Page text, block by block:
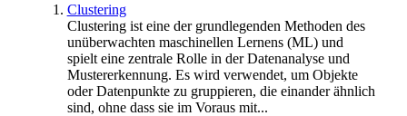
Clustering
Clustering ist eine der grundlegenden Methoden des
unüberwachten maschinellen Lernens (ML) und
spielt eine zentrale Rolle in der Datenanalyse und
Mustererkennung. Es wird verwendet, um Objekte
oder Datenpunkte zu gruppieren, die einander ähnlich
sind, ohne dass sie im Voraus mit...